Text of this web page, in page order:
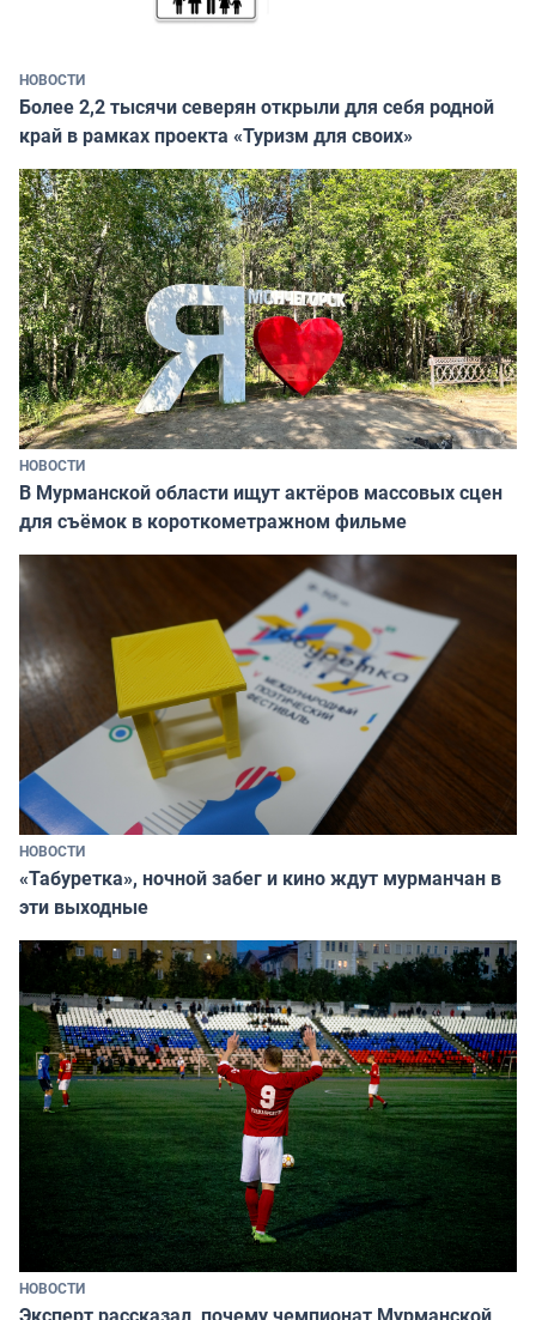
НОВОСТИ
Более 2,2 тысячи северян открыли для себя родной
край в рамках проекта «Туризм для своих»
НОВОСТИ
В Мурманской области ищут актёров массовых сцен
для съёмок в короткометражном фильме
НОВОСТИ
«Табуретка», ночной забег и кино ждут мурманчан в
эти выходные
НОВОСТИ